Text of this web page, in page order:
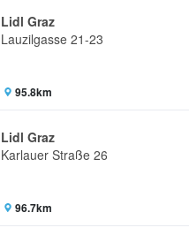
Lidl Graz
Lauzilgasse 21-23
95.8km
Lidl Graz
Karlauer Straße 26
96.7km